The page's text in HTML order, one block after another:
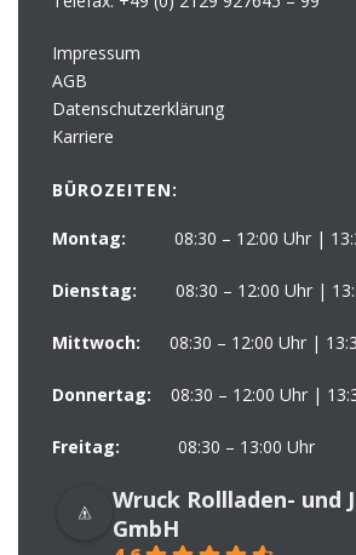
Impressum
AGB
Datenschutzerklärung
Karriere
BÜROZEITEN:
Montag: 08:30 – 12:00 Uhr |
Dienstag: 08:30 – 12:00 Uhr |
Mittwoch: 08:30 – 12:00 Uhr |
Donnertag: 08:30 – 12:00 Uhr |
Freitag: 08:30 – 13:00 Uhr
Wruck Rollladen- und
GmbH